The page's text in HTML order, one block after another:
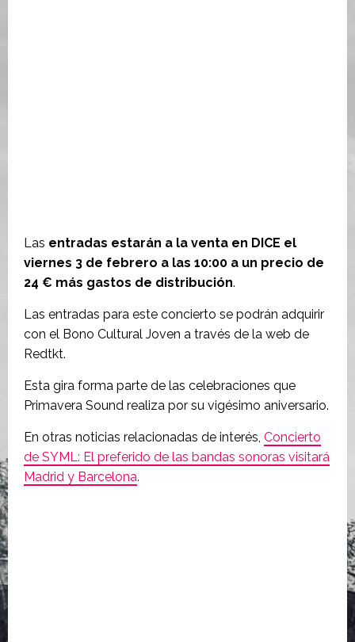
Las entradas estarán a la venta en DICE el
viernes 3 de febrero a las 10:00 a un precio de
24 € más gastos de distribución.
Las entradas para este concierto se podrán adquirir
con el Bono Cultural Joven a través de la web de
Redtkt.
Esta gira forma parte de las celebraciones que
Primavera Sound realiza por su vigésimo aniversario.
En otras noticias relacionadas de interés, Concierto
de SYML: El preferido de las bandas sonoras visitará
Madrid y Barcelona.